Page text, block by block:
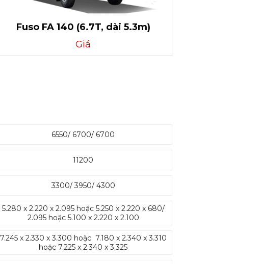
Fuso FA 140 (6.7T, dài 5.3m)
Giá
6550/ 6700/ 6700
11200
3300/ 3950/ 4300
5.280 x 2.220 x 2.095 hoặc 5.250 x 2.220 x 680/
2.095 hoặc 5.100 x 2.220 x 2.100
7.245 x 2.330 x 3.300 hoặc 7.180 x 2.340 x 3.310
hoặc 7.225 x 2.340 x 3.325